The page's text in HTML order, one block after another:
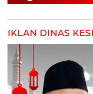
IKLAN DINAS